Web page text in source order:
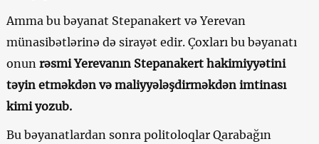
Amma bu bəyanat Stepanakert və Yerevan
münasibətlərinə də sirayət edir. Çoxları bu bəyanatı
onun rəsmi Yerevanın Stepanakert hakimiyyətini
təyin etməkdən və maliyyələşdirməkdən imtinası
kimi yozub.
Bu bəyanatlardan sonra politoloqlar Qarabağın